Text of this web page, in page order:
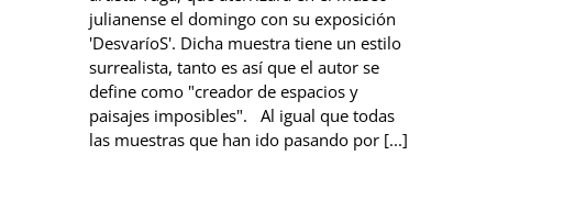
julianense el domingo con su exposición
'DesvaríoS'. Dicha muestra tiene un estilo
surrealista, tanto es así que el autor se
define como "creador de espacios y
paisajes imposibles". Al igual que todas
las muestras que han ido pasando por [...]